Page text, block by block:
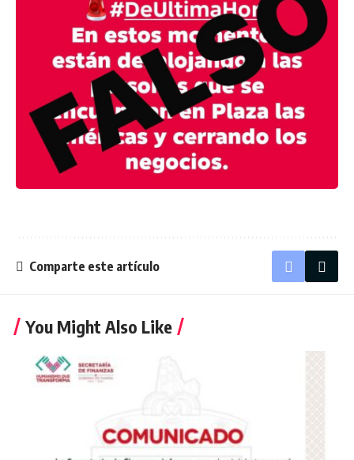
Comparte este artículo
You Might Also Like